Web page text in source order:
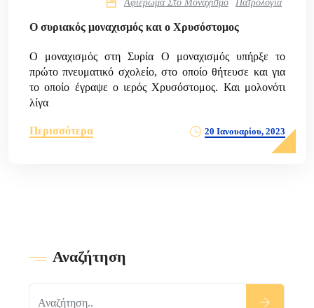
Αφιέρωμα Στο Μοναχισμό Πατρολογία
Ο συριακός μοναχισμός και ο Χρυσόστομος
Ο μοναχισμός στη Συρία Ο μοναχισμός υπήρξε το
πρώτο πνευματικό σχολείο, στο οποίο θήτευσε και για
το οποίο έγραψε ο ιερός Χρυσόστομος. Και μολονότι
λίγα
Περισσότερα 20 Ιανουαρίου, 2023
Αναζήτηση